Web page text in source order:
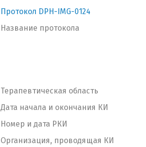
Протокол DPH-IMG-0124
Название протокола
Терапевтическая область
Дата начала и окончания КИ
Номер и дата РКИ
Организация, проводящая КИ